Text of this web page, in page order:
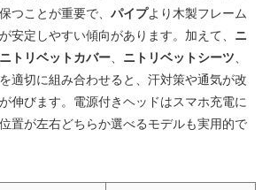
つことが重要で、 パイプより木製フレーム
安定しやすい傾向があります。加えて、 ニ
ニトリベットカバー、 ニトリベットシーツ、
を適切に組み合わせると、汗対策や通気が改
伸びます。電源付きヘッドはスマホ充電に
位置が左右どちらか選べるモデルも実用的で